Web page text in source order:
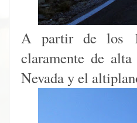
A partir de los
claramente de
Nevada y el